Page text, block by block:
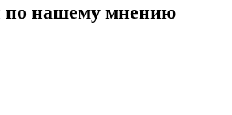
нашему мнению